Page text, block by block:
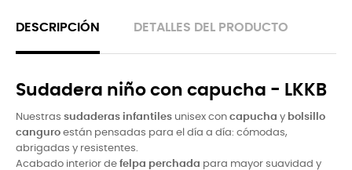
DESCRIPCIÓN DETALLES DEL PRODUCTO
Sudadera niño con capucha - LKKB
Nuestras sudaderas infantiles unisex con capucha y bolsillo
canguro están pensadas para el día a día: cómodas,
abrigadas y resistentes.
Acabado interior de felpa perchada para mayor suavidad y